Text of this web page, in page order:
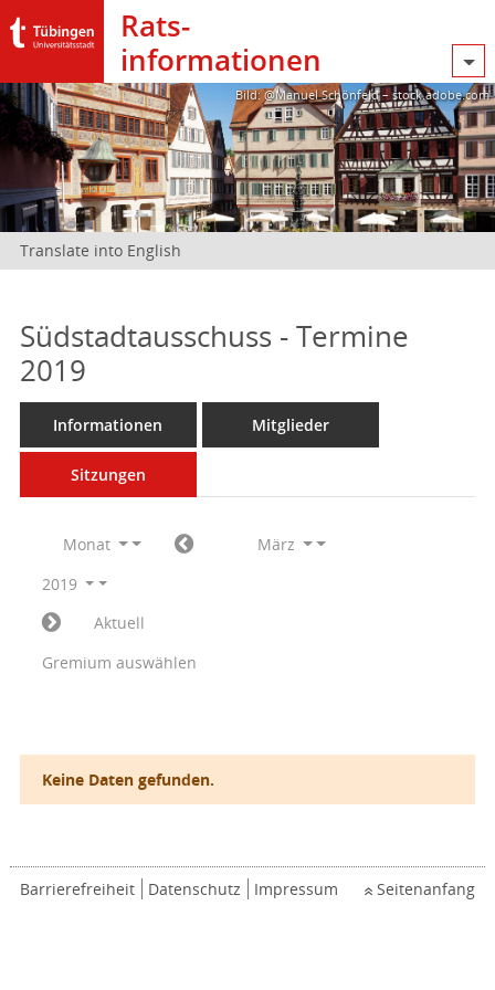
Rats­
informationen
Bild: @Manuel Schönfeld – stock.adobe.com
Translate into English
Südstadtausschuss - Termine
2019
Informationen Mitglieder
Sitzungen
Monat
März
2019
Aktuell
Gremium auswählen
Keine Daten gefunden.
Barrierefreiheit Datenschutz Impressum Seitenanfang